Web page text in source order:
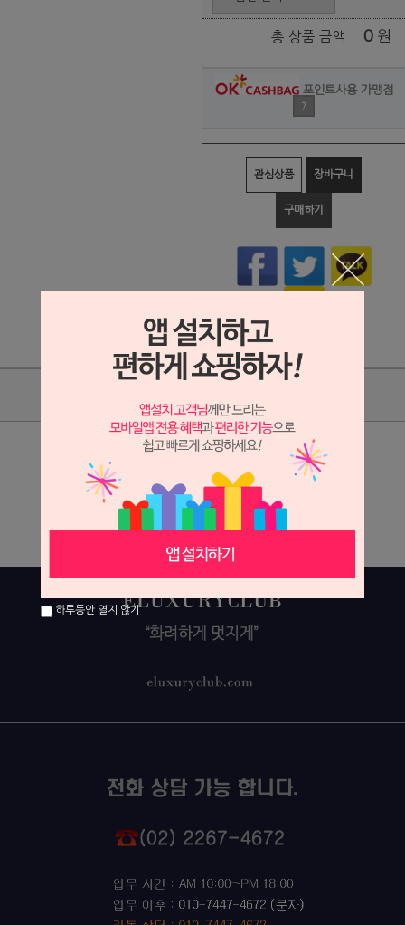
총 상품 금액 0 원
포인트사용 가맹점
?
관심상품 장바구니
구매하기
상세 정보를 확대해 보실 수 있습니다.
하루동안 열지 않기